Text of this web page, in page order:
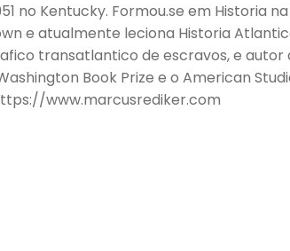
no Kentucky. Formou.se em Historia
e atualmente leciona Historia
transatlantico de escravos, e
Book Prize e o American
www.marcusrediker.com